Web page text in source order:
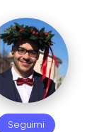
Seguimi